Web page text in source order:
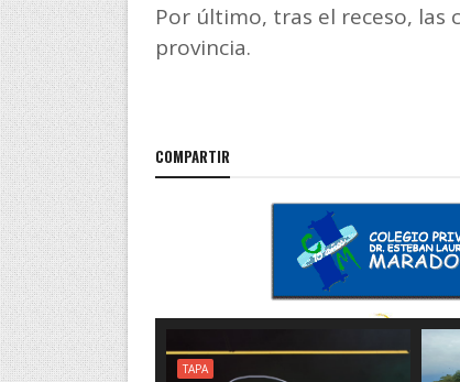
Por último, tras el receso, las
provincia.
COMPARTIR
TAPA